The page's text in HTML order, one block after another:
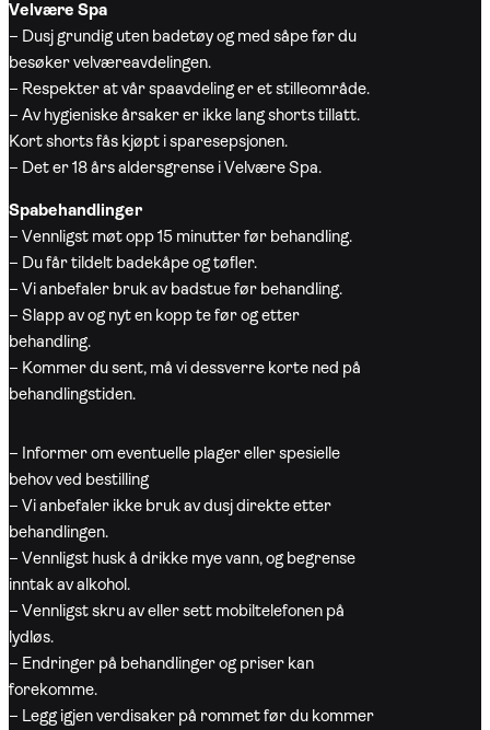
Velvære Spa
– Dusj grundig uten badetøy og med såpe før du
besøker velværeavdelingen.
– Respekter at vår spaavdeling er et stilleområde.
– Av hygieniske årsaker er ikke lang shorts tillatt.
Kort shorts fås kjøpt i sparesepsjonen.
– Det er 18 års aldersgrense i Velvære Spa.
Spabehandlinger
– Vennligst møt opp 15 minutter før behandling.
– Du får tildelt badekåpe og tøfler.
– Vi anbefaler bruk av badstue før behandling.
– Slapp av og nyt en kopp te før og etter
behandling.
– Kommer du sent, må vi dessverre korte ned på
behandlingstiden.
– Informer om eventuelle plager eller spesielle
behov ved bestilling
– Vi anbefaler ikke bruk av dusj direkte etter
behandlingen.
– Vennligst husk å drikke mye vann, og begrense
inntak av alkohol.
– Vennligst skru av eller sett mobiltelefonen på
lydløs.
– Endringer på behandlinger og priser kan
forekomme.
– Legg igjen verdisaker på rommet før du kommer